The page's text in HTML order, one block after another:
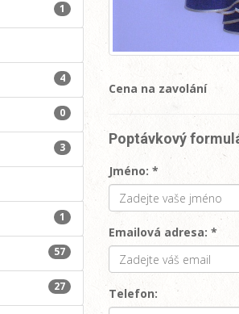
1
4
0
3
1
57
27
Cena na zavolání
Poptávkový
Jméno: *
Emailová adresa: *
Telefon: